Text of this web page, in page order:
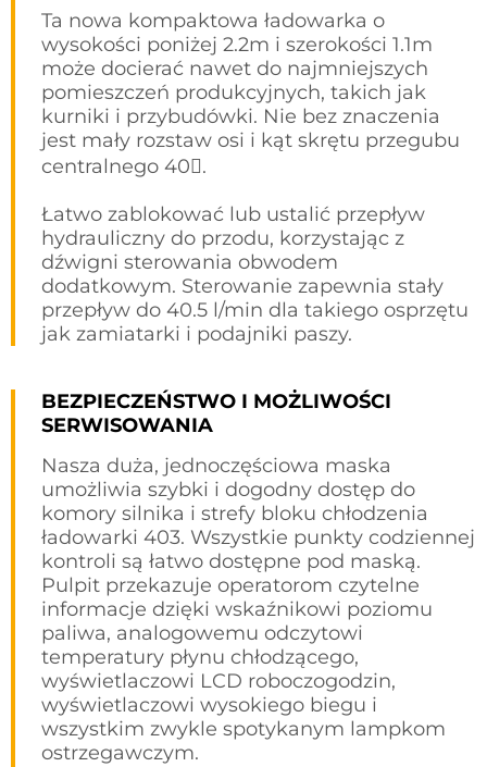
Ta nowa kompaktowa ładowarka o
wysokości poniżej 2.2m i szerokości 1.1m
może docierać nawet do najmniejszych
pomieszczeń produkcyjnych, takich jak
kurniki i przybudówki. Nie bez znaczenia
jest mały rozstaw osi i kąt skrętu przegubu
centralnego 40.
Łatwo zablokować lub ustalić przepływ
hydrauliczny do przodu, korzystając z
dźwigni sterowania obwodem
dodatkowym. Sterowanie zapewnia stały
przepływ do 40.5 l/min dla takiego osprzętu
jak zamiatarki i podajniki paszy.
BEZPIECZEŃSTWO I MOŻLIWOŚCI
SERWISOWANIA
Nasza duża, jednoczęściowa maska
umożliwia szybki i dogodny dostęp do
komory silnika i strefy bloku chłodzenia
ładowarki 403. Wszystkie punkty codziennej
kontroli są łatwo dostępne pod maską.
Pulpit przekazuje operatorom czytelne
informacje dzięki wskaźnikowi poziomu
paliwa, analogowemu odczytowi
temperatury płynu chłodzącego,
wyświetlaczowi LCD roboczogodzin,
wyświetlaczowi wysokiego biegu i
wszystkim zwykle spotykanym lampkom
ostrzegawczym.